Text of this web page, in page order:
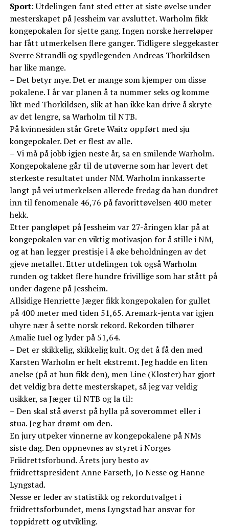
Sport: Utdelingen fant sted etter at siste øvelse under
mesterskapet på Jessheim var avsluttet. Warholm fikk
kongepokalen for sjette gang. Ingen norske herreløper
har fått utmerkelsen flere ganger. Tidligere sleggekaster
Sverre Strandli og spydlegenden Andreas Thorkildsen
har like mange.
– Det betyr mye. Det er mange som kjemper om disse
pokalene. I år var planen å ta nummer seks og komme
likt med Thorkildsen, slik at han ikke kan drive å skryte
av det lengre, sa Warholm til NTB.
På kvinnesiden står Grete Waitz oppført med sju
kongepokaler. Det er flest av alle.
– Vi må på jobb igjen neste år, sa en smilende Warholm.
Kongepokalene går til de utøverne som har levert det
sterkeste resultatet under NM. Warholm innkasserte
langt på vei utmerkelsen allerede fredag da han dundret
inn til fenomenale 46,76 på favorittøvelsen 400 meter
hekk.
Etter pangløpet på Jessheim var 27-åringen klar på at
kongepokalen var en viktig motivasjon for å stille i NM,
og at han legger prestisje i å øke beholdningen av det
gjeve metallet. Etter utdelingen tok også Warholm
runden og takket flere hundre frivillige som har stått på
under dagene på Jessheim.
Allsidige Henriette Jæger fikk kongepokalen for gullet
på 400 meter med tiden 51,65. Aremark-jenta var igjen
uhyre nær å sette norsk rekord. Rekorden tilhører
Amalie Iuel og lyder på 51,64.
– Det er skikkelig, skikkelig kult. Og det å få den med
Karsten Warholm er helt ekstremt. Jeg hadde en liten
anelse (på at hun fikk den), men Line (Kloster) har gjort
det veldig bra dette mesterskapet, så jeg var veldig
usikker, sa Jæger til NTB og la til:
– Den skal stå øverst på hylla på soverommet eller i
stua. Jeg har drømt om den.
En jury utpeker vinnerne av kongepokalene på NMs
siste dag. Den oppnevnes av styret i Norges
Friidrettsforbund. Årets jury besto av
friidrettspresident Anne Farseth, Jo Nesse og Hanne
Lyngstad.
Nesse er leder av statistikk og rekordutvalget i
friidrettsforbundet, mens Lyngstad har ansvar for
toppidrett og utvikling.